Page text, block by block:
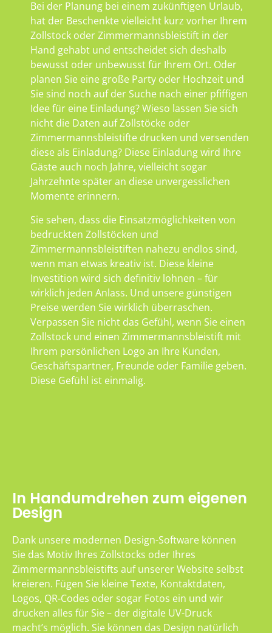
Bei der Planung bei einem zukünftigen Urlaub,
hat der Beschenkte vielleicht kurz vorher Ihrem
Zollstock oder Zimmermannsbleistift in der
Hand gehabt und entscheidet sich deshalb
bewusst oder unbewusst für Ihrem Ort. Oder
planen Sie eine große Party oder Hochzeit und
Sie sind noch auf der Suche nach einer pfiffigen
Idee für eine Einladung? Wieso lassen Sie sich
nicht die Daten auf Zollstöcke oder
Zimmermannsbleistifte drucken und versenden
diese als Einladung? Diese Einladung wird Ihre
Gäste auch noch Jahre, vielleicht sogar
Jahrzehnte später an diese unvergesslichen
Momente erinnern.
Sie sehen, dass die Einsatzmöglichkeiten von
bedruckten Zollstöcken und
Zimmermannsbleistiften nahezu endlos sind,
wenn man etwas kreativ ist. Diese kleine
Investition wird sich definitiv lohnen – für
wirklich jeden Anlass. Und unsere günstigen
Preise werden Sie wirklich überraschen.
Verpassen Sie nicht das Gefühl, wenn Sie einen
Zollstock und einen Zimmermannsbleistift mit
Ihrem persönlichen Logo an Ihre Kunden,
Geschäftspartner, Freunde oder Familie geben.
Diese Gefühl ist einmalig.
In Handumdrehen zum eigenen
Design
Dank unsere modernen Design-Software können
Sie das Motiv Ihres Zollstocks oder Ihres
Zimmermannsbleistifts auf unserer Website selbst
kreieren. Fügen Sie kleine Texte, Kontaktdaten,
Logos, QR-Codes oder sogar Fotos ein und wir
drucken alles für Sie – der digitale UV-Druck
macht’s möglich. Sie können das Design natürlich